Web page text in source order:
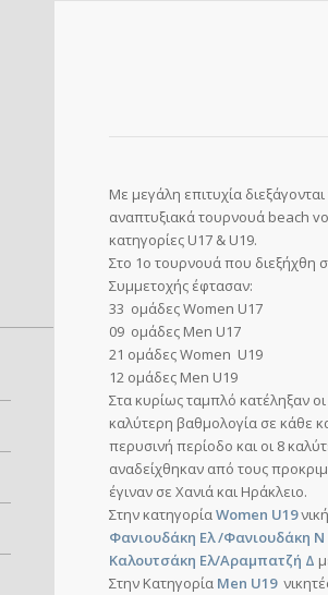
Με μεγάλη επιτυχία
αναπτυξιακά τουρνουά beach
κατηγορίες U17 & U19.
Στο 1ο τουρνουά που διεξήχθη
Συμμετοχής έφτασαν:
33 ομάδες Women U17
09 ομάδες Men U17
21 ομάδες Women U19
12 ομάδες Men U19
Στα κυρίως ταμπλό κατέληξαν
καλύτερη βαθμολογία σε κάθε
περυσινή περίοδο και οι 8
αναδείχθηκαν από τους
έγιναν σε Χανιά και Ηράκλειο.
Στην κατηγορίαWomen U19
Φανιουδάκη Ελ /Φανιουδάκη Ν
Καλουτσάκη Ελ/Αραμπατζή Δ
Στην Κατηγορία Men U19